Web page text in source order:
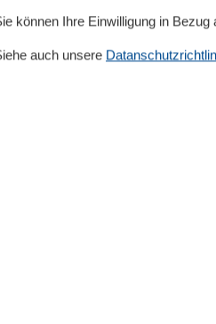
per WLAN ist verfügbar.
können auf
Anfrage erlaubt (keine
für Kururlaub) sind in der
und gemütlich
ausgestattete
mit Dusche und WC, zwei
2 Fahrräder sind
Max. 1 Hund erlaubt,
können Ihre Einwilligung in
auch unsere